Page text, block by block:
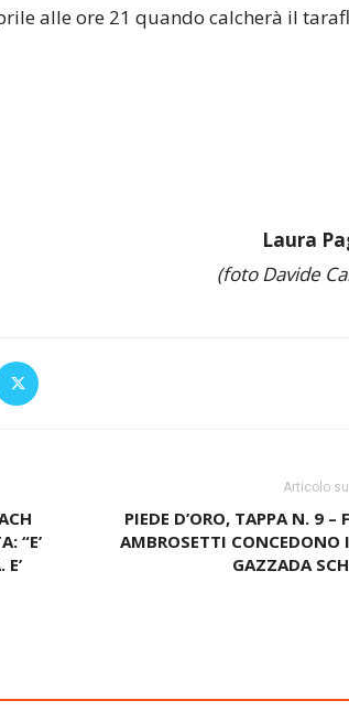
alle ore 21 quando calcherà il
Laura
(foto Davide
“E’
Articolo
PIEDE D’ORO, TAPPA N. 9 –
AMBROSETTI CONCEDONO
GAZZADA